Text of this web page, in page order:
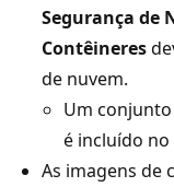
Segurança de
Contêineres
de nuvem.
Um
é incluído
As imagens de